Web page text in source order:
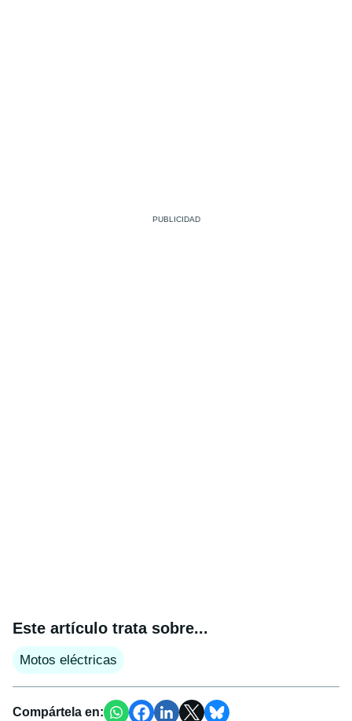
Este artículo trata sobre...
Motos eléctricas
Compártela en: